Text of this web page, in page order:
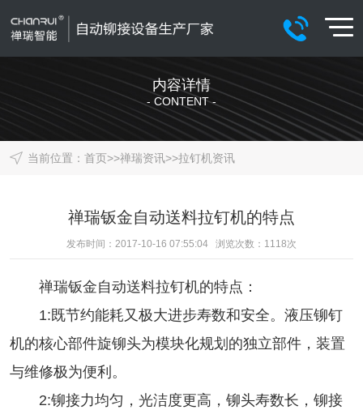
内容详情
- CONTENT -
当前位置： 首页>>禅瑞资讯>>拉钉机资讯
禅瑞钣金自动送料拉钉机的特点
发布时间：2017-10-16 07:55:04 浏览次数： 1118次
禅瑞钣金自动送料拉钉机的特点：
1:既节约能耗又极大进步寿数和安全。液压铆钉
机的核心部件旋铆头为模块化规划的独立部件，装置
与维修极为便利。
2:铆接力均匀，光洁度更高，铆头寿数长，铆接